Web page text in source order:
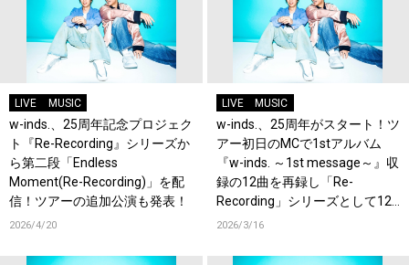
LIVE MUSIC
w-inds.、25周年記念プロジェク
ト『Re-Recording』シリーズか
ら第二段「Endless
Moment(Re-Recording)」を配
信！ツアーの追加公演も発表！
2026/4/20
LIVE MUSIC
w-inds.、25周年がスタート！ツ
アー初日のMCで1stアルバム
『w-inds. ～1st message～』収
録の12曲を再録し「Re-
Recording」シリーズとして12
カ月連続配信することを発表！
2026/3/16